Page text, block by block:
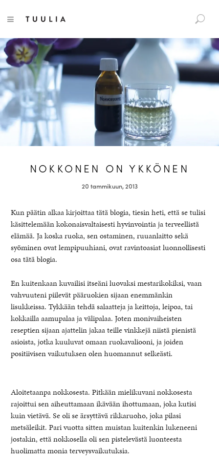
a
r
c
h
f
TOGGLE NAVIGATION
NOKKONEN ON YKKÖNEN
20 tammikuun, 2013
Kun päätin alkaa kirjoittaa tätä blogia, tiesin heti, että se tulisi
käsittelemään kokonaisvaltaisesti hyvinvointia ja terveellistä
elämää. Ja koska ruoka, sen ostaminen, ruuanlaitto sekä
syöminen ovat lempipuuhiani, ovat ravintoasiat luonnollisesti
osa tätä blogia.
En kuitenkaan kuvailisi itseäni luovaksi mestarikokiksi, vaan
vahvuuteni piilevät pääruokien sijaan enemmänkin
lisukkeissa. Tykkään tehdä salaatteja ja keittoja, leipoa, tai
kokkailla aamupalaa ja välipalaa. Joten monivaiheisten
reseptien sijaan ajattelin jakaa teille vinkkejä niistä pienistä
asioista, jotka kuuluvat omaan ruokavaliooni, ja joiden
positiivisen vaikutuksen olen huomannut selkeästi.
Aloitetaanpa nokkosesta. Pitkään mielikuvani nokkosesta
rajoittui sen aiheuttamaan ikävään ihottumaan, joka kutisi
kuin vietävä. Se oli se ärsyttävä rikkaruoho, joka pilasi
metsäleikit. Pari vuotta sitten muistan kuitenkin lukeneeni
jostakin, että nokkosella oli sen pistelevästä luonteesta
huolimatta monia terveysvaikutuksia.